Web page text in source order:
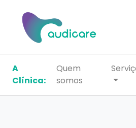
A
Clínica:
Quem
somos